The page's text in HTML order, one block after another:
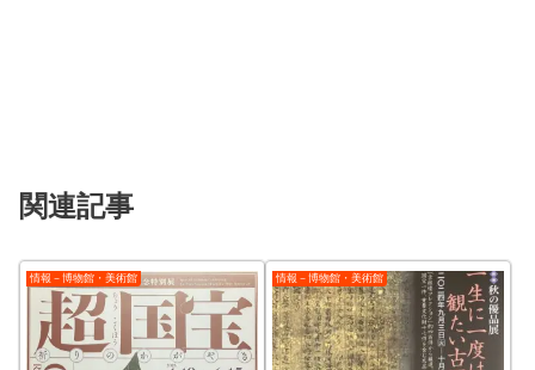
関連記事
情報－博物館・美術館 情報－博物館・美術館